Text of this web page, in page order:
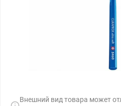
Внешний вид товара может